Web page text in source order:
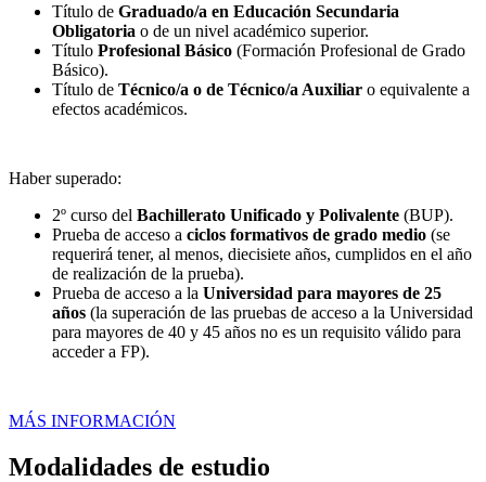
Título de Graduado/a en Educación Secundaria
Obligatoria o de un nivel académico superior.
Título Profesional Básico (Formación Profesional de Grado
Básico).
Título de Técnico/a o de Técnico/a Auxiliar o equivalente a
efectos académicos.
Haber superado:
2º curso del Bachillerato Unificado y Polivalente (BUP).
Prueba de acceso a ciclos formativos de grado medio (se
requerirá tener, al menos, diecisiete años, cumplidos en el año
de realización de la prueba).
Prueba de acceso a la Universidad para mayores de 25
años (la superación de las pruebas de acceso a la Universidad
para mayores de 40 y 45 años no es un requisito válido para
acceder a FP).
MÁS INFORMACIÓN
Modalidades de estudio